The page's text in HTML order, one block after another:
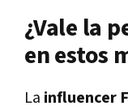
¿Vale la
en estos
La influencer